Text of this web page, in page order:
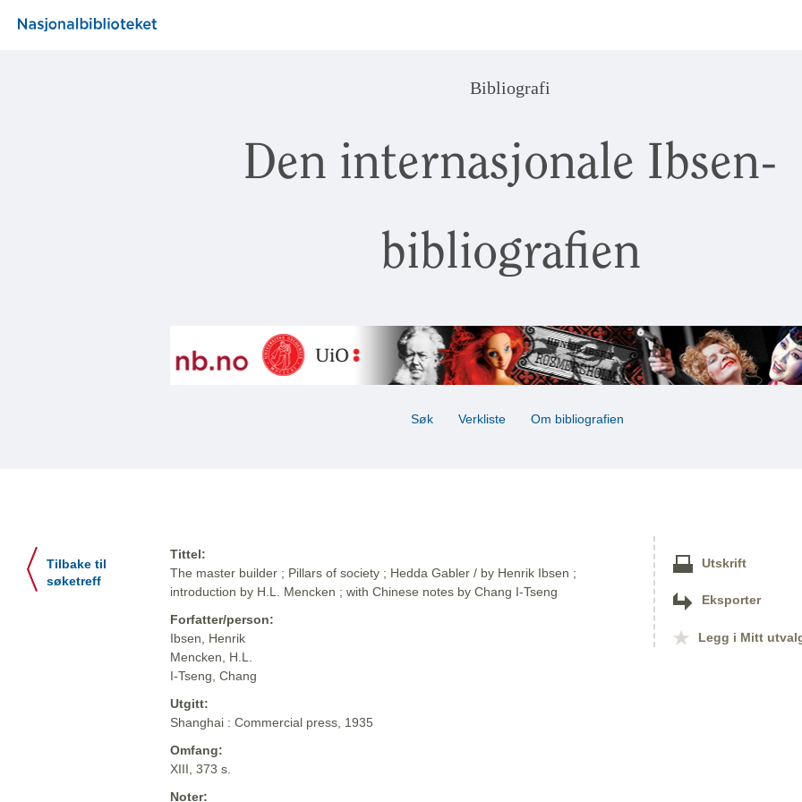
Bibliografi
Den internasjonale Ibsen-
bibliografien
Søk Verkliste Om bibliografien
Tilbake til
søketreff
Tittel:
The master builder ; Pillars of society ; Hedda Gabler / by Henrik Ibsen ;
introduction by H.L. Mencken ; with Chinese notes by Chang I-Tseng
Forfatter/person:
Ibsen, Henrik
Mencken, H.L.
I-Tseng, Chang
Utgitt:
Shanghai : Commercial press, 1935
Omfang:
XIII, 373 s.
Noter:
Utskrift
Eksporter
Legg i Mitt